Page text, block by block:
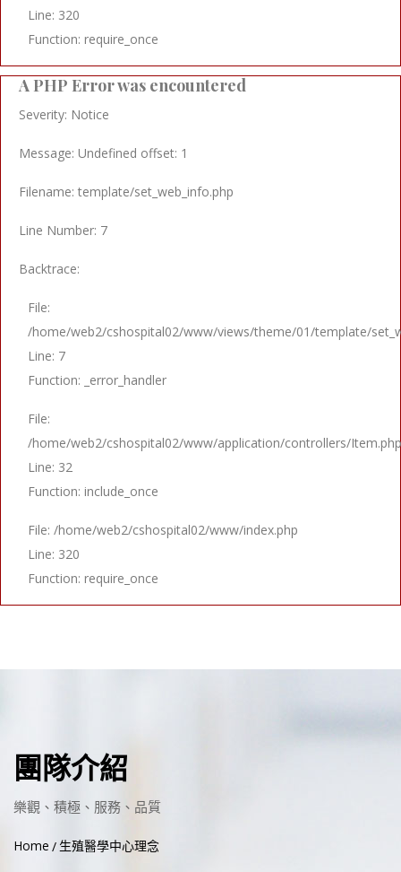
Line: 320
Function: require_once
A PHP Error was encountered
Severity: Notice
Message: Undefined offset: 1
Filename: template/set_web_info.php
Line Number: 7
Backtrace:
File:
/home/web2/cshospital02/www/views/theme/01/template/
Line: 7
Function: _error_handler
File:
/home/web2/cshospital02/www/application/controllers/Item.php
Line: 32
Function: include_once
File: /home/web2/cshospital02/www/index.php
Line: 320
Function: require_once
團隊介紹
樂觀、積極、服務、品質
Home 生殖醫學中心理念